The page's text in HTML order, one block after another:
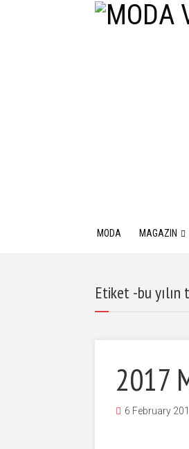
MODA MAGAZIN
Etiket -bu yılın
2017
6 February